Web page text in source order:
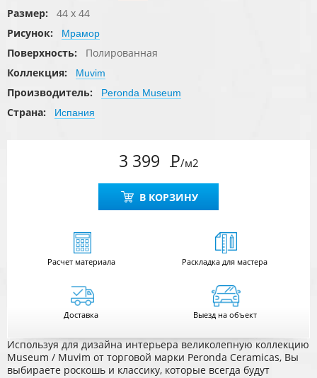
Размер:
44 x 44
Рисунок:
Мрамор
Поверхность:
Полированная
Коллекция:
Muvim
Производитель: Peronda Museum
Страна: Испания
3 399 Р/м2
В КОРЗИНУ
Расчетматериала Раскладка для мастера
Доставка Выезд на объект
Используя для дизайна интерьера великолепную коллекцию
Museum / Muvim от торговой марки Peronda Ceramicas, Вы
выбираете роскошь и классику, которые всегда будут